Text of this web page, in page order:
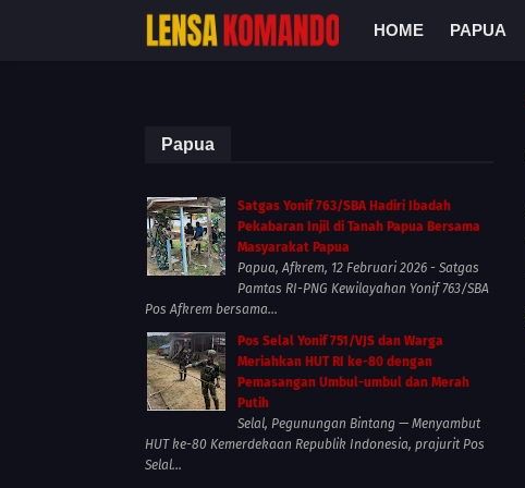
HOME PAPUA
Papua
Satgas Yonif 763/SBA Hadiri Ibadah
Pekabaran Injil di Tanah Papua Bersama
Masyarakat Papua
Papua, Afkrem, 12 Februari 2026 - Satgas
Pamtas RI-PNG Kewilayahan Yonif 763/SBA
Pos Afkrem bersama...
Pos Selal Yonif 751/VJS dan Warga
Meriahkan HUT RI ke-80 dengan
Pemasangan Umbul-umbul dan Merah
Putih
Selal, Pegunungan Bintang — Menyambut
HUT ke-80 Kemerdekaan Republik Indonesia, prajurit Pos
Selal...